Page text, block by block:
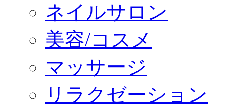
ネイルサロン
美容/コスメ
マッサージ
リラクゼーション